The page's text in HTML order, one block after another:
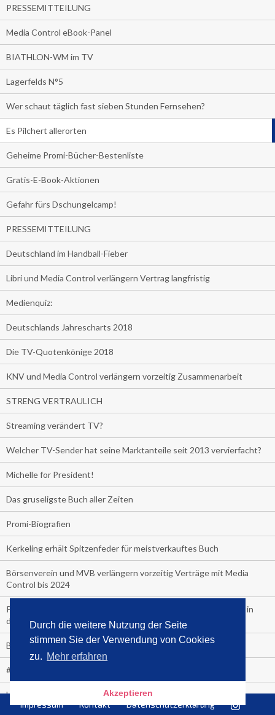
Durch die weitere Nutzung der Seite
stimmen Sie der Verwendung von Cookies
zu. Mehr erfahren
Akzeptieren
PRESSEMITTEILUNG
Media Control eBook-Panel
BIATHLON-WM im TV
Lagerfelds N°5
Wer schaut täglich fast sieben Stunden Fernsehen?
Es Pilchert allerorten
Geheime Promi-Bücher-Bestenliste
Gratis-E-Book-Aktionen
Gefahr fürs Dschungelcamp!
PRESSEMITTEILUNG
Deutschland im Handball-Fieber
Libri und Media Control verlängern Vertrag langfristig
Medienquiz:
Deutschlands Jahrescharts 2018
Die TV-Quotenkönige 2018
KNV und Media Control verlängern vorzeitig Zusammenarbeit
STRENG VERTRAULICH
Streaming verändert TV?
Welcher TV-Sender hat seine Marktanteile seit 2013 vervierfacht?
Michelle for President!
Das gruseligste Buch aller Zeiten
Promi-Biografien
Kerkeling erhält Spitzenfeder für meistverkauftes Buch
Börsenverein und MVB verlängern vorzeitig Verträge mit Media
Control bis 2024
PocketBook, Ceebo und Umbreit bringen Hörbuch-Downloads in
die Cloud
Bella Bella
#1-Bestseller: "Das ist Alpha!" von Kollegah
Hammer! "Fear: Trump in the White House" (auf Englisch) von
Watergate-Urgestein
Impressum Kontakt Datenschutzerklärung